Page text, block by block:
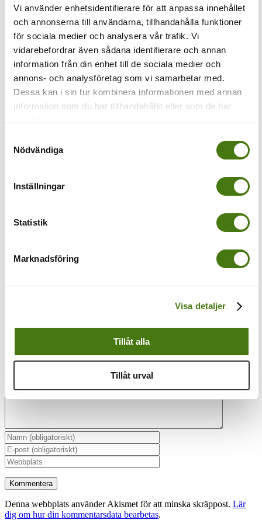
Vi använder enhetsidentifierare för att anpassa innehållet
och annonserna till användarna, tillhandahålla funktioner
för sociala medier och analysera vår trafik. Vi
vidarebefordrar även sådana identifierare och annan
information från din enhet till de sociala medier och
annons- och analysföretag som vi samarbetar med.
Dessa kan i sin tur kombinera informationen med annan
information som du har tillhandahållit eller som de har
Nödvändiga
Inställningar
Statistik
Marknadsföring
Visa detaljer
Tillåt alla
Tillåt urval
Föregående
Ställen i Ligurien
Om författaren:
Lämna en kommentar
Denna webbplats använder Akismet för att minska skräppost. Lär
dig om hur din kommentarsdata bearbetas.